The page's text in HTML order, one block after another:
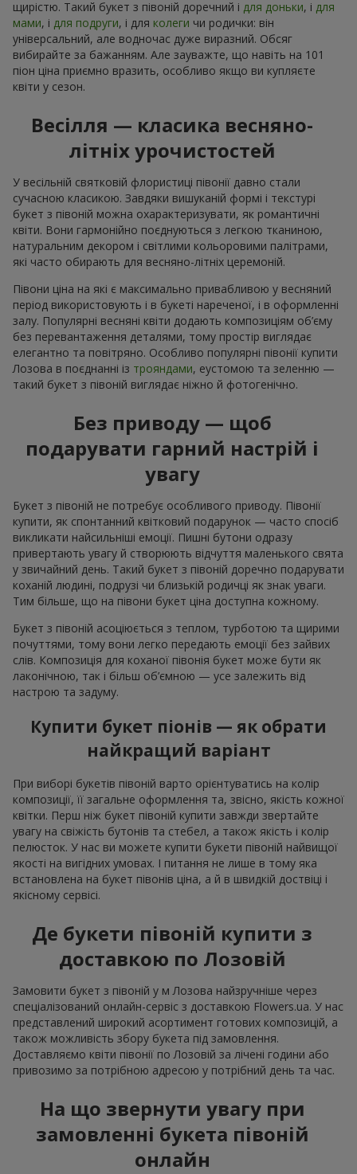
щирістю. Такий букет з півоній доречний і для доньки, і для
мами, і для подруги, і для колеги чи родички: він
універсальний, але водночас дуже виразний. Обсяг
вибирайте за бажанням. Але зауважте, що навіть на 101
піон ціна приємно вразить, особливо якщо ви купляєте
квіти у сезон.
Весілля — класика весняно-
літніх урочистостей
У весільній святковій флористиці півонії давно стали
сучасною класикою. Завдяки вишуканій формі і текстурі
букет з півоній можна охарактеризувати, як романтичні
квіти. Вони гармонійно поєднуються з легкою тканиною,
натуральним декором і світлими кольоровими палітрами,
які часто обирають для весняно-літніх церемоній.
Півони ціна на які є максимально привабливою у весняний
період використовують і в букеті нареченої, і в оформленні
залу. Популярні весняні квіти додають композиціям об’єму
без перевантаження деталями, тому простір виглядає
елегантно та повітряно. Особливо популярні півонії купити
Лозова в поєднанні із трояндами, еустомою та зеленню —
такий букет з півоній виглядає ніжно й фотогенічно.
Без приводу — щоб
подарувати гарний настрій і
увагу
Букет з півоній не потребує особливого приводу. Півонії
купити, як спонтанний квітковий подарунок — часто спосіб
викликати найсильніші емоції. Пишні бутони одразу
привертають увагу й створюють відчуття маленького свята
у звичайний день. Такий букет з півоній доречно подарувати
коханій людині, подрузі чи близькій родичці як знак уваги.
Тим більше, що на півони букет ціна доступна кожному.
Букет з півоній асоціюється з теплом, турботою та щирими
почуттями, тому вони легко передають емоції без зайвих
слів. Композиція для коханої півонія букет може бути як
лаконічною, так і більш об’ємною — усе залежить від
настрою та задуму.
Купити букет піонів — як обрати
найкращий варіант
При виборі букетів півоній варто орієнтуватись на колір
композиції, її загальне оформлення та, звісно, якість кожної
квітки. Перш ніж букет півоній купити завжди звертайте
увагу на свіжість бутонів та стебел, а також якість і колір
пелюсток. У нас ви можете купити букети півоній найвищої
якості на вигідних умовах. І питання не лише в тому яка
встановлена на букет півонів ціна, а й в швидкій доствіці і
якісному сервісі.
Де букети півоній купити з
доставкою по Лозовій
Замовити букет з півоній у м Лозова найзручніше через
спеціалізований онлайн-сервіс з доставкою Flowers.ua. У нас
представлений широкий асортимент готових композицій, а
також можливість збору букета під замовлення.
Доставляємо квіти півонії по Лозовій за лічені години або
привозимо за потрібною адресою у потрібний день та час.
На що звернути увагу при
замовленні букета півоній
онлайн